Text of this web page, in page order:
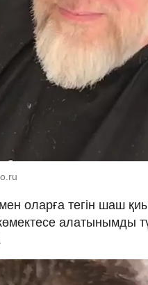
мен оларға тегін шаш
алатынымды